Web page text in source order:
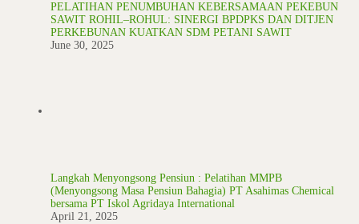
PELATIHAN PENUMBUHAN KEBERSAMAAN PEKEBUN
SAWIT ROHIL–ROHUL: SINERGI BPDPKS DAN DITJEN
PERKEBUNAN KUATKAN SDM PETANI SAWIT
June 30, 2025
Langkah Menyongsong Pensiun : Pelatihan MMPB
(Menyongsong Masa Pensiun Bahagia) PT Asahimas Chemical
bersama PT Iskol Agridaya International
April 21, 2025